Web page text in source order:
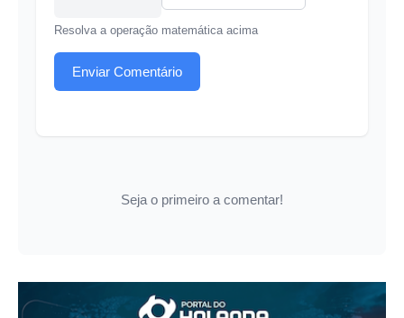
Resolva a operação matemática acima
Enviar Comentário
Seja o primeiro a comentar!